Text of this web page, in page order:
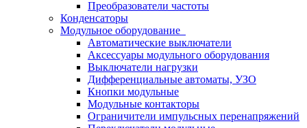
Преобразователи частоты
Конденсаторы
Модульное оборудование
Автоматические выключатели
Аксессуары модульного оборудования
Выключатели нагрузки
Дифференциальные автоматы, УЗО
Кнопки модульные
Модульные контакторы
Ограничители импульсных перенапряжений